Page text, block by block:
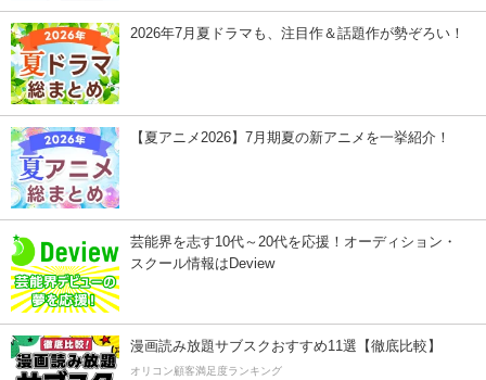
2026年7月夏ドラマも、注目作＆話題作が勢ぞろい！
【夏アニメ2026】7月期夏の新アニメを一挙紹介！
芸能界を志す10代～20代を応援！オーディション・
スクール情報はDeview
漫画読み放題サブスクおすすめ11選【徹底比較】
オリコン顧客満足度ランキング